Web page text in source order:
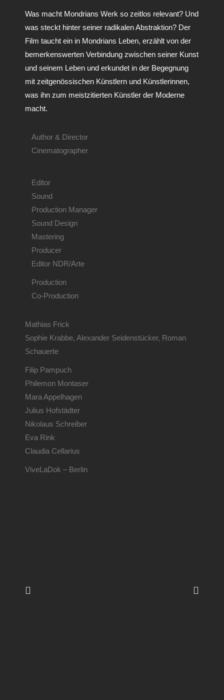
Was macht Mondrians Werk so zeitlos relevant? Und
was steckt hinter seiner radikalen Abstraktion? Der
Film taucht ein in Mondrians Leben, erzählt von der
bemerkenswerten Verbindung zwischen seiner Kunst
und seinem Leben und erkundet in der Begegnung
mit zeitgenössischen Künstlern und Künstlerinnen,
was ihn zum meistzitierten Künstler der Moderne
macht.
Author & Director
Cinematographer
Editor
Sound
Production Manager
Sound Design
Mastering
Producer
Editor NDR/Arte
Production
Co-Production
Mathias Frick
Sophie Krabbe, Alexander Seidenstücker, Roman
Schauerte
Filip Pampuch
Philemon Montaser
Mara Appelhagen
Julius Hofstädter
Nikolaus Schreiber
Eva Rink
Claudia Cellarius
ViveLaDok – Berlin